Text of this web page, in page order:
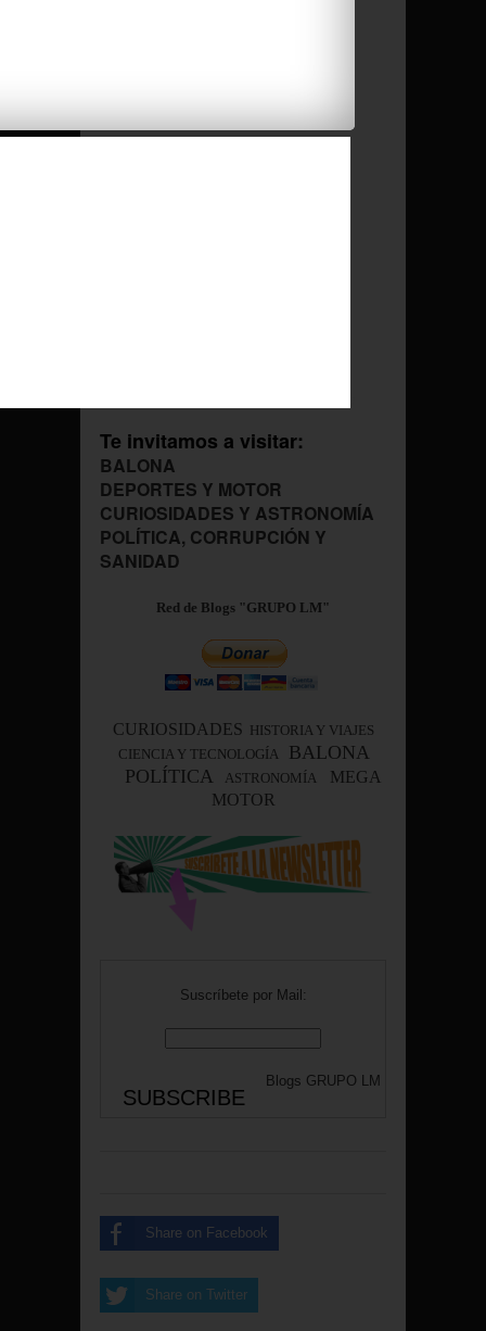
Te invitamos a visitar:
BALONA
DEPORTES Y MOTOR
CURIOSIDADES Y ASTRONOMÍA
POLÍTICA, CORRUPCIÓN Y
SANIDAD
Red de Blogs "GRUPO LM"
CURIOSIDADES HISTORIA Y VIAJES
CIENCIA Y TECNOLOGÍA
BALONA
POLÍTICA
ASTRONOMÍA
MEGA
MOTOR
Suscríbete por Mail:
Blogs GRUPO LM
Share on Facebook
Share on Twitter